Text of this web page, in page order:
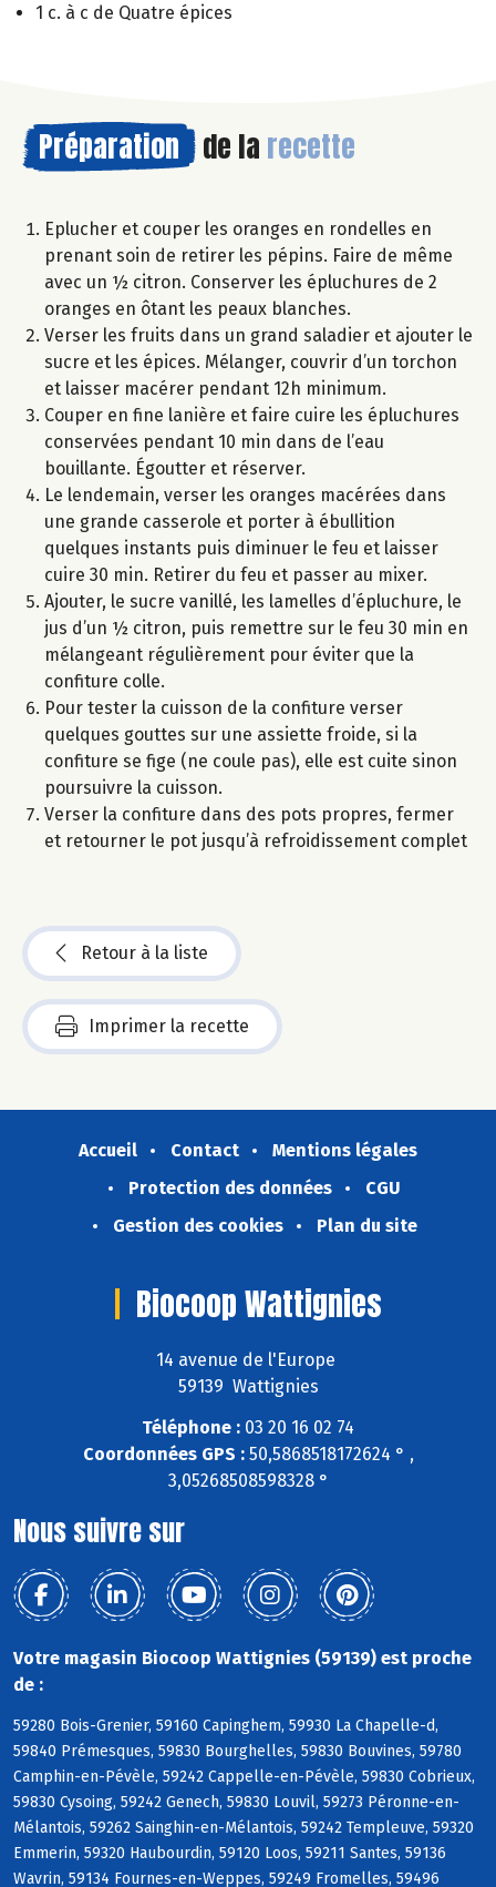
1 c. à c de Quatre épices
Préparation de la recette
Eplucher et couper les oranges en rondelles en
prenant soin de retirer les pépins. Faire de même
avec un ½ citron. Conserver les épluchures de 2
oranges en ôtant les peaux blanches.
Verser les fruits dans un grand saladier et ajouter le
sucre et les épices. Mélanger, couvrir d’un torchon
et laisser macérer pendant 12h minimum.
Couper en fine lanière et faire cuire les épluchures
conservées pendant 10 min dans de l’eau
bouillante. Égoutter et réserver.
Le lendemain, verser les oranges macérées dans
une grande casserole et porter à ébullition
quelques instants puis diminuer le feu et laisser
cuire 30 min. Retirer du feu et passer au mixer.
Ajouter, le sucre vanillé, les lamelles d’épluchure, le
jus d’un ½ citron, puis remettre sur le feu 30 min en
mélangeant régulièrement pour éviter que la
confiture colle.
Pour tester la cuisson de la confiture verser
quelques gouttes sur une assiette froide, si la
confiture se fige (ne coule pas), elle est cuite sinon
poursuivre la cuisson.
Verser la confiture dans des pots propres, fermer
et retourner le pot jusqu’à refroidissement complet
Retour à la liste
Imprimer la recette
Accueil Contact
Mentions légales
Protection des données
CGU
Gestion des cookies
Plan du site
Biocoop Wattignies
14 avenue de l'Europe
59139 Wattignies
Téléphone : 03 20 16 02 74
Coordonnées GPS :50,5868518172624 ° ,
3,05268508598328 °
Nous suivre sur
Votre magasin Biocoop Wattignies (59139) est proche
de :
59280 Bois-Grenier, 59160 Capinghem, 59930 La Chapelle-d,
59840 Prémesques, 59830 Bourghelles, 59830 Bouvines, 59780
Camphin-en-Pévèle, 59242 Cappelle-en-Pévèle, 59830 Cobrieux,
59830 Cysoing, 59242 Genech, 59830 Louvil, 59273 Péronne-en-
Mélantois, 59262 Sainghin-en-Mélantois, 59242 Templeuve, 59320
Emmerin, 59320 Haubourdin, 59120 Loos, 59211 Santes, 59136
Wavrin, 59134 Fournes-en-Weppes, 59249 Fromelles, 59496